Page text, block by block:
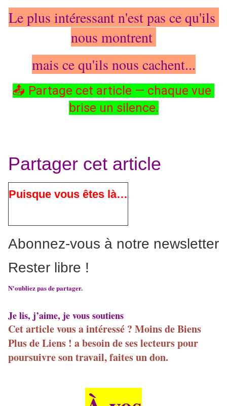
Le plus intéressant n'est pas ce qu'ils
nous montrent
mais ce qu'ils nous cachent...
📤 Partage cet article — chaque vue
brise un silence.
Partager cet article
Puisque vous êtes là…
Abonnez-vous à notre newsletter
Rester libre !
N'oubliez pas de partager.
Je lis, j’aime, je vous soutiens
Cet article vous a intéressé ? Moins de Biens
Plus de Liens ! a besoin de ses lecteurs pour
poursuivre son travail, faites un don.